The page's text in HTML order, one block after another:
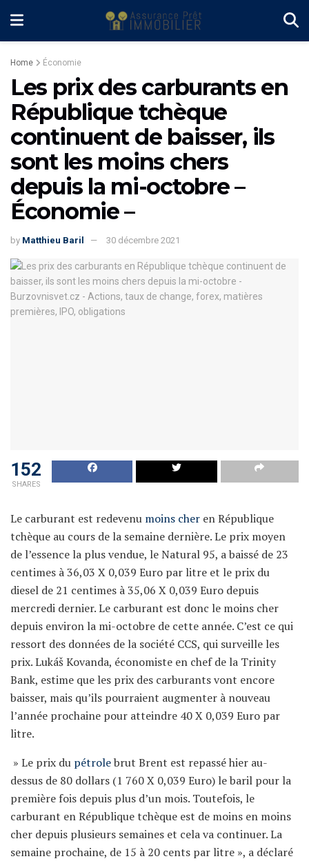
Home Économie
Les prix des carburants en
République tchèque
continuent de baisser, ils
sont les moins chers
depuis la mi-octobre –
Économie –
by Matthieu Baril 30 décembre 2021
152
SHARES
Le carburant est redevenu moins cher en République
tchèque au cours de la semaine dernière. Le prix moyen
de l’essence la plus vendue, le Natural 95, a baissé de 23
centimes à 36,03 X 0,039 Euro par litre et le prix du
diesel de 21 centimes à 35,06 X 0,039 Euro depuis
mercredi dernier. Le carburant est donc le moins cher
depuis environ la mi-octobre de cette année. C’est ce qui
ressort des données de la société CCS, qui surveille les
prix. Lukáš Kovanda, économiste en chef de la Trinity
Bank, estime que les prix des carburants vont encore
baisser, mais qu’ils pourraient augmenter à nouveau
l’année prochaine pour atteindre 40 X 0,039 Euro par
litre.
» Le prix du pétrolebrut Brent est repassé hier au-
dessus de 80 dollars (1 760 X 0,039 Euro) le baril pour la
première fois depuis plus d’un mois. Toutefois, le
carburant en République tchèque est de moins en moins
cher depuis plusieurs semaines et cela va continuer. La
semaine prochaine, de 15 à 20 cents par litre », a déclaré